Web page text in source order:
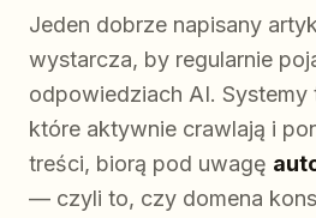
Jeden dobrze napisany
wystarcza, by regularnie
odpowiedziach AI. Systemy
które aktywnie crawlają i
treści, biorą pod uwagę
— czyli to, czy domena